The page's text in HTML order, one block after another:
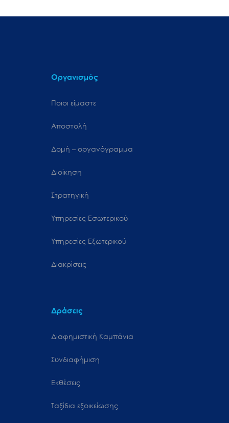
Οργανισμός
Ποιοι είμαστε
Αποστολή
Δομή – οργανόγραμμα
Διοίκηση
Στρατηγική
Υπηρεσίες Εσωτερικού
Υπηρεσίες Εξωτερικού
Διακρίσεις
Δράσεις
Διαφημιστική Καμπάνια
Συνδιαφήμιση
Εκθέσεις
Ταξίδια εξοικείωσης